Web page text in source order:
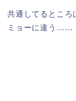
共通してるところ
ミョーに違う……